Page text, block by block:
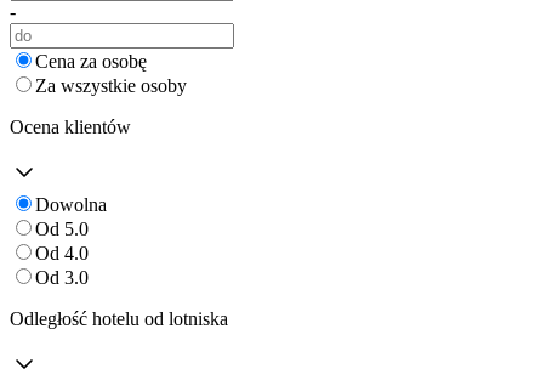
-
Cena za osobę
Za wszystkie osoby
Ocena klientów
Dowolna
Od 5.0
Od 4.0
Od 3.0
Odległość hotelu od lotniska